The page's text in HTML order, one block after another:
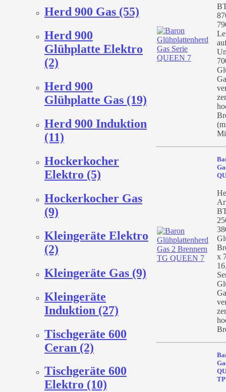
Herd 900 Gas (55)
Herd 900
Glühplatte Elektro
(2)
Herd 900
Glühplatte Gas (19)
Herd 900 Induktion
(11)
Hockerkocher
Elektro (5)
Hockerkocher Gas
(9)
Kleingeräte Elektro
(2)
Kleingeräte Gas (9)
Kleingeräte
Induktion (27)
Tischgeräte 600
Ceran (2)
Tischgeräte 600
Elektro (10)
x